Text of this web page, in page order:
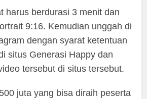
harus berdurasi 3 menit dan
9:16. Kemudian unggah di
dengan syarat ketentuan
situs Generasi Happy dan
tersebut di situs tersebut.
juta yang bisa diraih peserta